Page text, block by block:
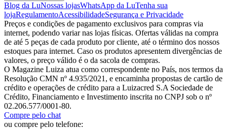
Blog da LuNossas lojasWhatsApp da LuTenha sua
lojaRegulamentoAcessibilidadeSegurança e Privacidade
Preços e condições de pagamento exclusivos para compras via
internet, podendo variar nas lojas físicas. Ofertas válidas na compra
de até 5 peças de cada produto por cliente, até o término dos nossos
estoques para internet. Caso os produtos apresentem divergências de
valores, o preço válido é o da sacola de compras.
O Magazine Luiza atua como correspondente no País, nos termos da
Resolução CMN nº 4.935/2021, e encaminha propostas de cartão de
crédito e operações de crédito para a Luizacred S.A Sociedade de
Crédito, Financiamento e Investimento inscrita no CNPJ sob o nº
02.206.577/0001-80.
Compre pelo chat
ou compre pelo telefone: